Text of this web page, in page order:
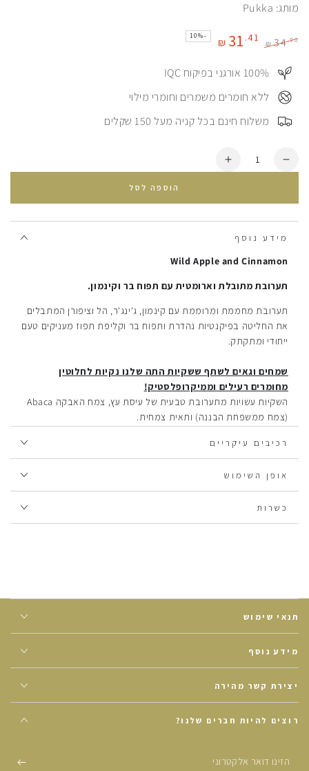
מותג: Pukka
₪ 34.90
מבצע
₪ 31 .41
–10%
100%⠀ אורגני בפיקוח IQC
כמות
הסרת
תה
תפוח
וקינמון
הוספת
תפוח
הוספה לסל
מידע נוסף
Wild Apple and Cinnamon
תערובת מתובלת וארומטית עם תפוח בר וקינמון.
תערובת מחממת ומרוממת עם קינמון, ג'ינג'ר, הל וציפורן המתבלים
את החליטה בפיקנטיות נהדרת ותפוח בר וקליפת תפוז מעניקים טעם
ייחודי ומתקתק.
שמחים וגאים לשתף ששקיות התה שלנו נקיות לחלוטין
מחומרים רעילים וממיקרופלסטיק!
השקיות עשויות מתערובת טבעית של עיסת עץ, צמח האבקה Abaca
(צמח ממשפחת הבננה) ותאית צמחית.
בעזרת כימיקלים וחומר הדבקה לא רצויים מתבצע אצלנו בתפירה
בלבד.
כל הצמחים מהם מיוצרות החליטות הם אורגניים וגדלים בחקלאות
מקיימת, שמכבדת גם את כדור הארץ וגם את הגוף שלנו.
רכיבים עיקריים
אופן השימוש
כשרות
תנאי שימוש
מידע נוסף
יצירת קשר מהירה
רוצים להיות חברים שלנו?
הזינו